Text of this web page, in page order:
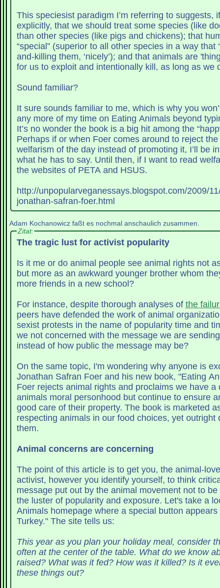
This speciesist paradigm I’m referring to suggests,
explicitly, that we should treat some species (like
than other species (like pigs and chickens); that
“special” (superior to all other species in a way that
and-killing them, ‘nicely’); and that animals are
for us to exploit and intentionally kill, as long as we
Sound familiar?
It sure sounds familiar to me, which is why you
any more of my time on Eating Animals beyond
It’s no wonder the book is a big hit among the
Perhaps if or when Foer comes around to reject
welfarism of the day instead of promoting it, I’ll be
what he has to say. Until then, if I want to read
the websites of PETA and HSUS.
http://unpopularveganessays.blogspot.com/2009/
jonathan-safran-foer.html
Adam Kochanowicz faßt es nochmal anschaulich zusammen.
Zitat:
The tragic lust for activist popularity
Is it me or do animal people see animal rights not
but more as an awkward younger brother whom
more friends in a new school?
For instance, despite thorough analyses of the
peers have defended the work of animal
sexist protests in the name of popularity time and time
we not concerned with the message we are
instead of how public the message may be?
On the same topic, I'm wondering why anyone is
Jonathan Safran Foer and his new book, "Eating Animals." In
Foer rejects animal rights and proclaims we have a
animals moral personhood but continue to ensure
good care of their property. The book is marketed
respecting animals in our food choices, yet outright
them.
Animal concerns are concerning
The point of this article is to get you, the animal-
activist, however you identify yourself, to think
message put out by the animal movement not to
the luster of popularity and exposure. Let's take a look at Foer's Eating
Animals homepage where a special button appears
Turkey." The site tells us:
This year as you plan your holiday meal, consider
often at the center of the table. What do we know
raised? What was it fed? How was it killed? Is it
these things out?